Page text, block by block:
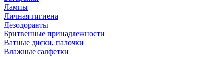
Лампы
Личная гигиена
Дезодоранты
Бритвенные принадлежности
Ватные диски, палочки
Влажные салфетки